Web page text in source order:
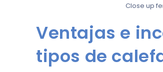
Close up
Ventajas e
tipos de